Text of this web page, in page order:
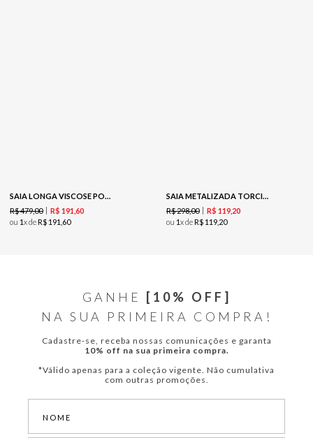
SAIA LONGA VISCOSE POAS SURTOM -VERMELHO
R$479,00 R$ 191 60
ou 1x deR$ 191 60
SAIA METALIZADA TORCIDA -PRATA
R$298,00 R$ 119 20
ou 1x deR$ 119 20
GANHE
[10% OFF]
NA SUA PRIMEIRA COMPRA!
Cadastre-se, receba nossas comunicações e garanta
10% off na sua primeira compra.
*Válido apenas para a coleção vigente. Não cumulativa
com outras promoções.